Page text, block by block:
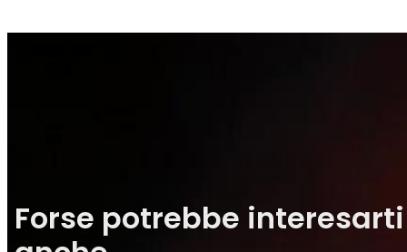
Forse potrebbe interesarti